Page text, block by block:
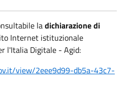
ladichiarazione di
Internet istituzionale
l'Italia Digitale - Agid:
view/2eee9d99-db5a-43c7-